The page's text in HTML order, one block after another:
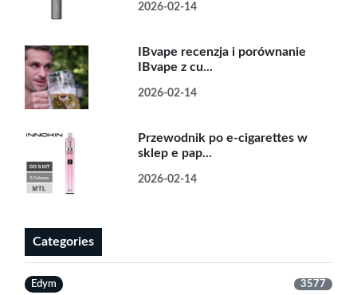
2026-02-14
IBvape recenzja i porównanie
IBvape z cu...
2026-02-14
Przewodnik po e-cigarettes w
sklep e pap...
2026-02-14
Categories
Edym 3577